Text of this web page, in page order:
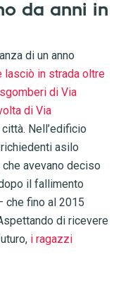
da anni in
di un anno
lasciò in strada oltre
di Via
di Via
Nell’edificio
asilo
avevano deciso
il fallimento
che fino al 2015
di ricevere
i ragazzi